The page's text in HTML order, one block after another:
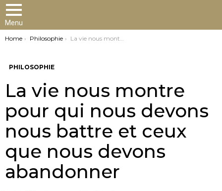
Menu
You are here:
Home Philosophie La vie nous montre pour qui nous devons nous battre et ceux que nous devons abandonner
PHILOSOPHIE
La vie nous montre
pour qui nous devons
nous battre et ceux
que nous devons
abandonner